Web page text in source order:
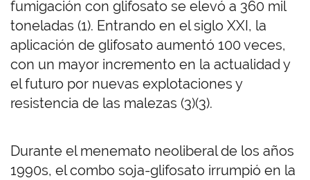
fumigación con glifosato se elevó a 360 mil
toneladas (1). Entrando en el siglo XXI, la
aplicación de glifosato aumentó 100 veces,
con un mayor incremento en la actualidad y
el futuro por nuevas explotaciones y
resistencia de las malezas (3)(3).
Durante el menemato neoliberal de los años
1990s, el combo soja-glifosato irrumpió en la